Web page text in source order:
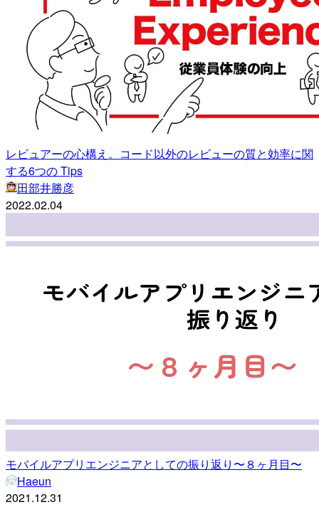
レビュアーの心構え。コード以外のレビューの質と効率に関
する6つの Tips
田部井勝彦
2022.02.04
モバイルアプリエンジニアとしての振り返り〜８ヶ月目〜
Haeun
2021.12.31